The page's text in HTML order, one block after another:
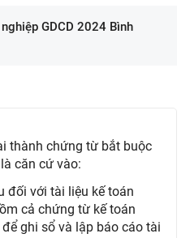
GDCD 2024 Bình
thành chứng từ bắt buộc
căn cứ vào:
đối với tài liệu kế toán
cả chứng từ kế toán
ghi sổ và lập báo cáo tài